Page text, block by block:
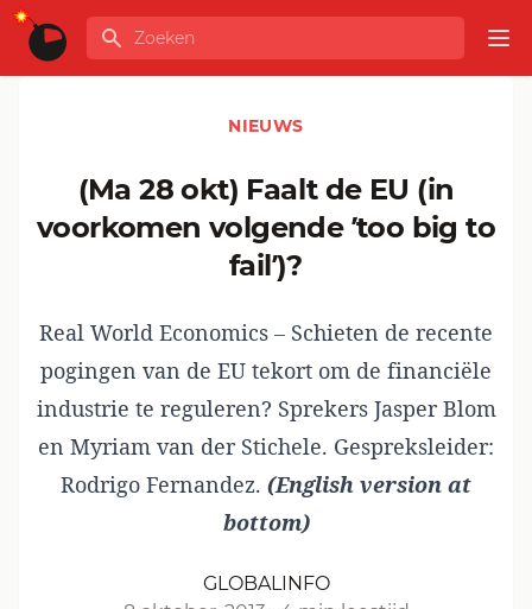
Ga naar de inhoud
GLOBALINFO
Zoeken
NIEUWS
(ma 28 okt) Faalt de EU (in
voorkomen volgende ’too big to
fail’)?
Real World Economics – Schieten de recente
pogingen van de EU tekort om de financiële
industrie te reguleren? Sprekers Jasper Blom
en Myriam van der Stichele. Gespreksleider:
Rodrigo Fernandez. (English version at
bottom)
GLOBALINFO